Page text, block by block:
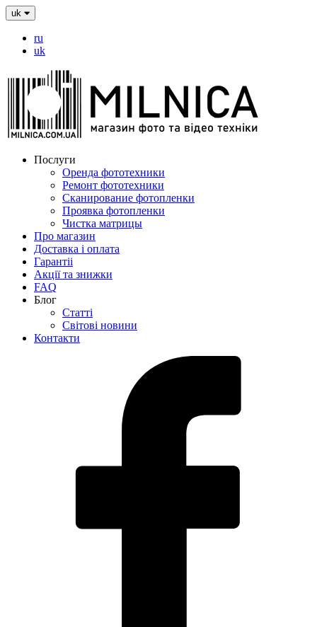
uk
ru
uk
Послуги
Оренда фототехники
Ремонт фототехники
Сканирование фотопленки
Проявка фотопленки
Чистка матрицы
Про магазин
Доставка і оплата
Гарантіі
Акції та знижки
FAQ
Блог
Статті
Світові новини
Контакти